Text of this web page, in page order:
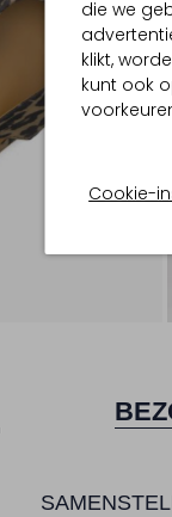
die we
klikt,
kunt ook
Cookie-